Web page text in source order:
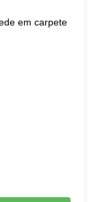
em carpete